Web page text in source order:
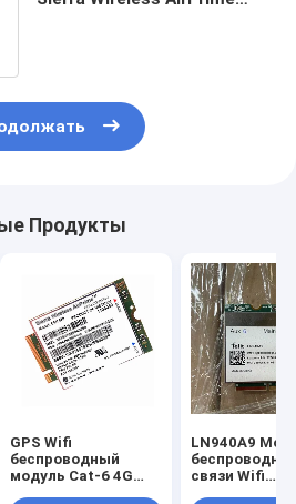
Продукты
GPS Wifi
беспроводный
модуль Cat-6 4G
LN940A9
связи Wifi